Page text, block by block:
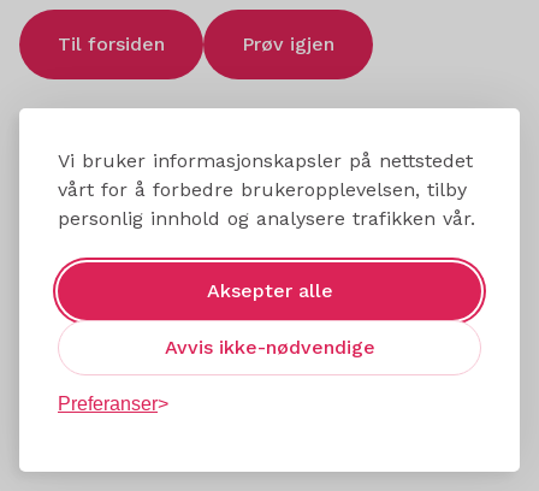
Vi bruker informasjonskapsler på nettstedet
vårt for å forbedre brukeropplevelsen, tilby
personlig innhold og analysere trafikken vår.
Aksepter alle
Avvis ikke-nødvendige
Preferanser
Til forsiden Prøv igjen